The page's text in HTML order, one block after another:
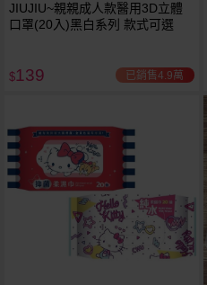
JIUJIU~親親成人款醫用3D立體
口罩(20入)黑白系列 款式可選
$139 已銷售4.9萬